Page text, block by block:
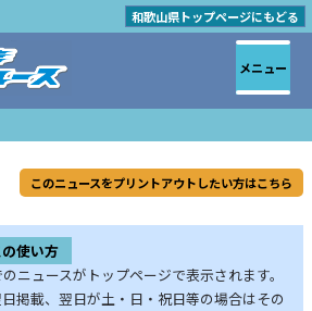
和歌山県トップページにもどる
このニュースをプリントアウトしたい方はこちら
使い方
ニュースがトップページで表示されます。
掲載、翌日が土・日・祝日等の場合はその
メニュー